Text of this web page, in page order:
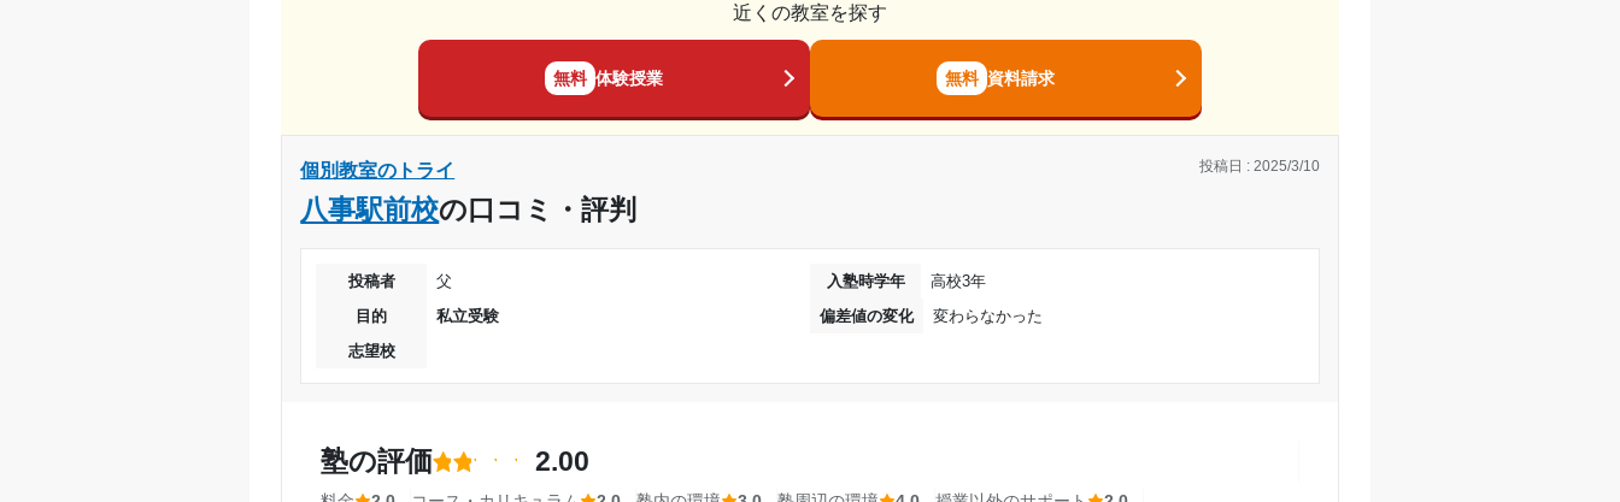
春期講習,夏期講習,冬期講習
1日あたりの授業時間
目的の達成度
志望校と合格状況
第二志望校：
動画等で勉強を教えてもらえるサイトもある中、塾は親身になって対応してもらえる分、費用は高いと思う。
何を学びたいか聞いてもらい、苦手科目の克服を重視するカリキュラムにした。 1番下の基礎を学ぶクラスに入
講師の教え方
教え方はわかりやすかった。他の塾に通ったことがないので比べられないので良くも悪くもないため。
自転車置き場がもう少し広く確保してほしい。 その他、教室やトイレなどの設備は問題と思う。
塾周辺の環境
良い点は駅から近いので便利なことろ。 悪い点は塾を出ると人通りが多くて騒音も気になる。車で迎えに行く
相談すれば親身になって対応してもらえる。 あまりこちらから相談することはなかったので良くも悪くもないと
思う。
近くの教室を探す
無料 体験授業 無料 資料請求
個別教室のトライ
八事駅前校の口コミ・評判
投稿日 : 2025/3/10
投稿者 父 入塾時学年
高校3年
目的
私立受験 偏差値の変化
変わらなかった
志望校
塾の評価 2.00